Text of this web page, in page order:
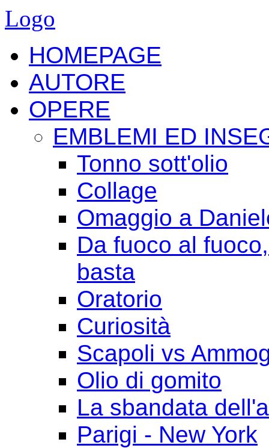
Logo
HOMEPAGE
AUTORE
OPERE
EMBLEMI ED
Tonno sott'olio
Collage
Omaggio a
Da fuoco al
basta
Oratorio
Curiosità
Scapoli vs
Olio di gomito
La sbandata
Parigi - New York